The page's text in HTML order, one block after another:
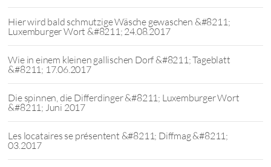
Hier wird bald schmutzige Wäsche gewaschen &#8211;
Luxemburger Wort &#8211; 24.08.2017
Wie in einem kleinen gallischen Dorf &#8211; Tageblatt
&#8211; 17.06.2017
Die spinnen, die Differdinger &#8211; Luxemburger Wort
&#8211; Juni 2017
Les locataires se présentent &#8211; Diffmag &#8211;
03.2017